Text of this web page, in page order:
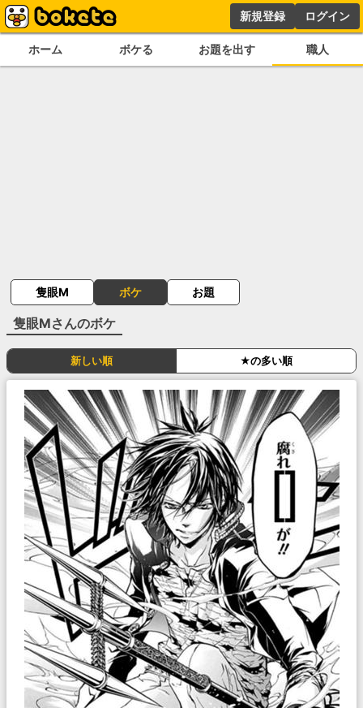
新規登録 ログイン
ホーム ボケる お題を出す 職人
隻眼M ボケ お題
隻眼Mさんのボケ
新しい順 ★の多い順